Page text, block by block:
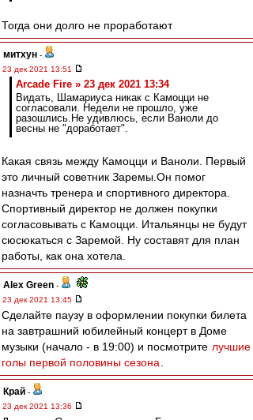
Тогда они долго не проработают
митхун -
23 дек 2021 13:51
Arcade Fire » 23 дек 2021 13:34
Видать, Шамариуса никак с Камоцци не
согласовали. Недели не прошло, уже
разошлись.Не удивлюсь, если Ваноли до
весны не "доработает".
Какая связь между Камоцци и Ваноли. Первый
это личный советник Заремы.Он помог
назначть тренера и спортивного директора.
Спортивный директор не должен покупки
согласовывать с Камоцци. Итальянцы не будут
сюсюкаться с Заремой. Ну составят для план
работы, как она хотела.
Alex Green -
23 дек 2021 13:45
Сделайте паузу в оформлении покупки билета
на завтрашний юбилейный концерт в Доме
музыки (начало - в 19:00) и посмотрите лучшие
голы первой половины сезона
Край -
23 дек 2021 13:36